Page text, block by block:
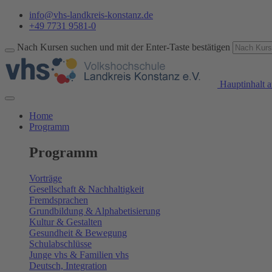
info@vhs-landkreis-konstanz.de
+49 7731 9581-0
Nach Kursen suchen und mit der Enter-Taste bestätigen
Hauptinhalt
Home
Programm
Programm
Vorträge
Gesellschaft & Nachhaltigkeit
Fremdsprachen
Grundbildung & Alphabetisierung
Kultur & Gestalten
Gesundheit & Bewegung
Schulabschlüsse
Junge vhs & Familien vhs
Deutsch, Integration